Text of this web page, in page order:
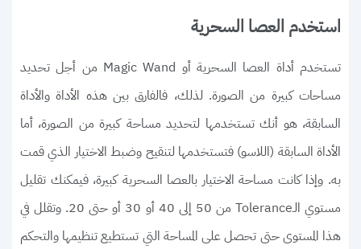
استخدم العصا السحرية
تستخدم أداة العصا السحرية أو Magic Wand من أجل تحديد
مساحات كبيرة من الصورة. لذلك، فالفارق بين هذه الأداة والأداة
السابقة، هو أنك تستخدمها لتحديد مساحة كبيرة من الصورة، أما
الأداة السابقة (اللاسو) فتستخدمها لتنقيح وضبط الاختيار الذي قمت
به. وإذا كانت مساحة الاختيار بالعصا السحرية كبيرة، فيمكنك تقليل
مستوي الـTolerance من 50 إلى 40 أو 30 أو حتى 20. وتقلل في
هذا المستوى حتى تحصل على المساحة التي تستطيع تنظيمها والتحكم